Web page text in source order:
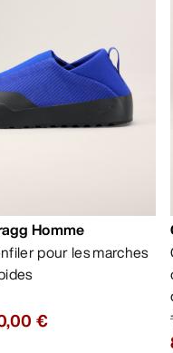
Homme
pour les marches
€